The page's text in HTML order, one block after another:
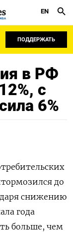
EN
ПОДДЕРЖАТЬ
в РФ
с
6%
до
снижению
года
больше, чем